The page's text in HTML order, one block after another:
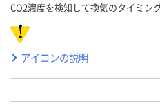
CO2濃度を検知して換気のタイミン
アイコンの説明